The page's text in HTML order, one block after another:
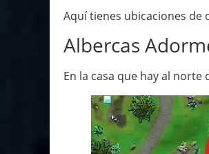
Aquí tienes ubicaciones de
Albercas
En la casa que hay al norte